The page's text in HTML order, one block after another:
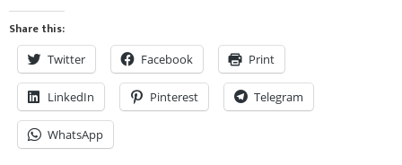
Share this:
Twitter Facebook Print
LinkedIn Pinterest Telegram
WhatsApp